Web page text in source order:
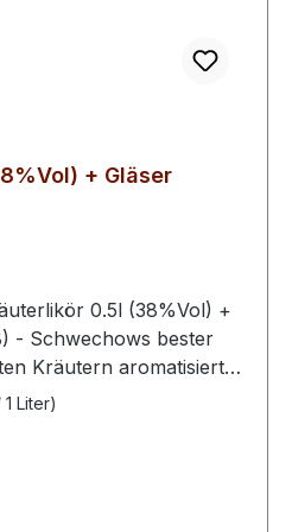
+ Gläser
- Schwechows bester
Kräutern aromatisierter
fehlen darf. Der
Liter)